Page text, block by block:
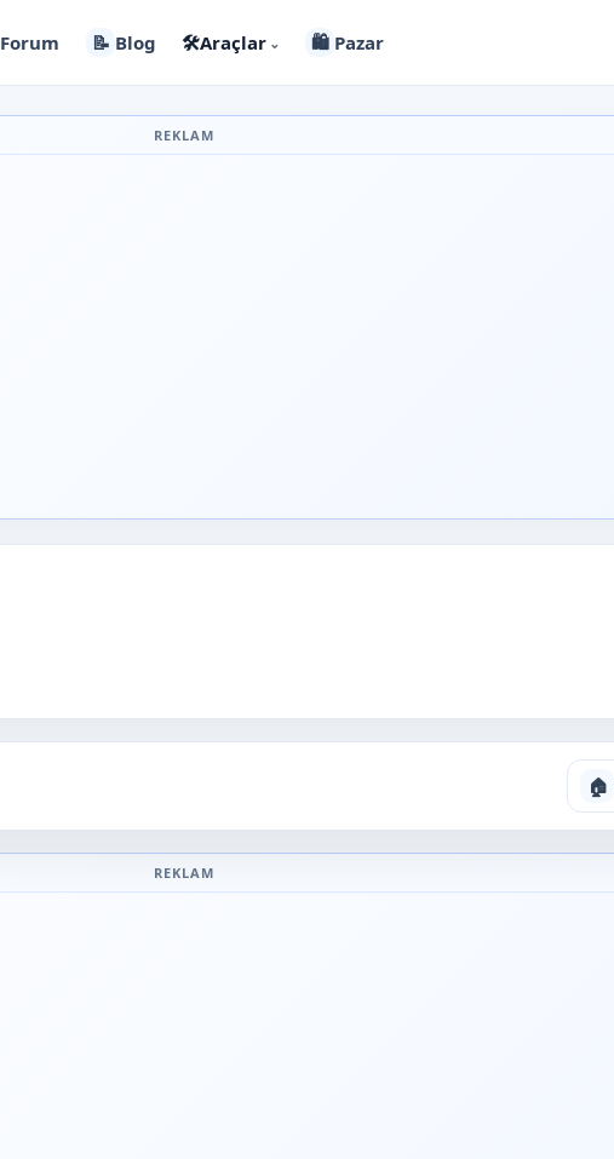
Forum 📝 Blog 🛠️Araçlar ⌄ 🛍️ Pazar
REKLAM
🏠
REKLAM